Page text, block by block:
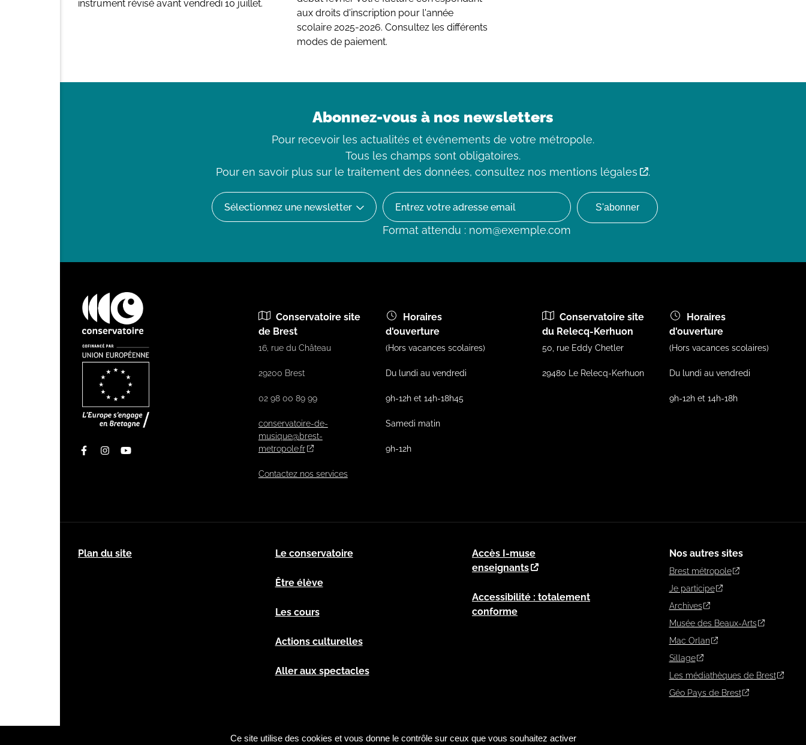
Ce site utilise des cookies et vous donne le contrôle sur ceux que vous souhaitez activer
instrument révisé avant vendredi 10 juillet.
aux droits d'inscription pour l'année
scolaire 2025-2026. Consultez les différents
modes de paiement.
Abonnez-vous à nos newsletters
Pour recevoir les actualités et événements de votre métropole.
Tous les champs sont obligatoires.
Pour en savoir plus sur le traitement des données, consultez nos mentions légales .
Format attendu : nom@exemple.com
FacebookInstagramYoutube
Conservatoire site
de Brest
16, rue du Château
29200 Brest
02 98 00 89 99
conservatoire-de-
musique@brest-
metropole.fr
Contactez nos services
Horaires
d'ouverture
(Hors vacances scolaires)
Du lundi au vendredi
9h-12h et 14h-18h45
Samedi matin
9h-12h
Conservatoire site
du Relecq-Kerhuon
50, rue Eddy Chetler
29480 Le Relecq-Kerhuon
Horaires
d'ouverture
(Hors vacances scolaires)
Du lundi au vendredi
9h-12h et 14h-18h
Plan du site Le conservatoire
Être élève
Les cours
Actions culturelles
Aller aux spectacles
Accès I-muse
enseignants
Accessibilité : totalement
conforme
Nos autres sites
Brest métropole
Je participe
Archives
Musée des Beaux-Arts
Mac Orlan
Sillage
Les médiathèques de Brest
Géo Pays de Brest